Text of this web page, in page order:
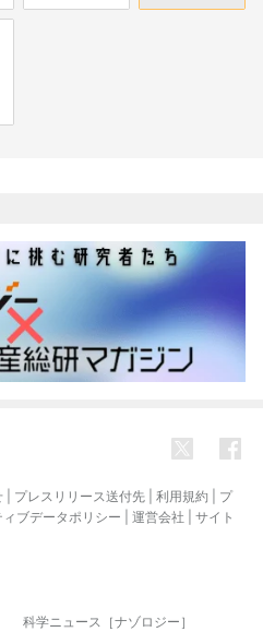
プレスリリース送付先 利用規約
プ
ブデータポリシー 運営会社
サイト
科学ニュース［ナゾロジー］